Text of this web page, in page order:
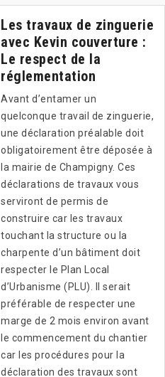
Les travaux de zinguerie
avec Kevin couverture :
Le respect de la
réglementation
Avant d’entamer un
quelconque travail de zinguerie,
une déclaration préalable doit
obligatoirement être déposée à
la mairie de Champigny. Ces
déclarations de travaux vous
serviront de permis de
construire car les travaux
touchant la structure ou la
charpente d’un bâtiment doit
respecter le Plan Local
d’Urbanisme (PLU). Il serait
préférable de respecter une
marge de 2 mois environ avant
le commencement du chantier
car les procédures pour la
déclaration des travaux sont